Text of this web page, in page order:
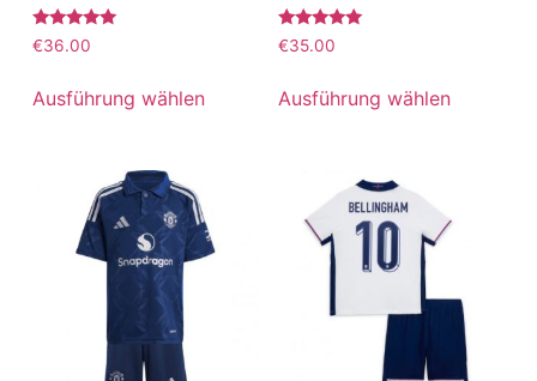
Bewertet
mit
von 5
€36.00
Ausführung wählen
Bewertet
mit
von 5
€35.00
Ausführung wählen